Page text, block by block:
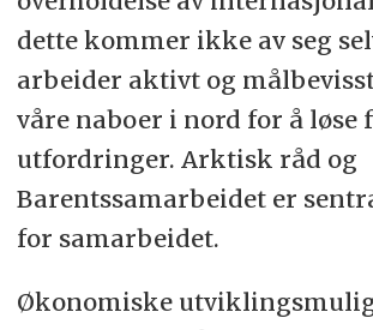
dette kommer ikke av seg
arbeider aktivt og
våre naboer i nord for å løse
utfordringer. Arktisk råd og
Barentssamarbeidet er
for samarbeidet.
Økonomiske